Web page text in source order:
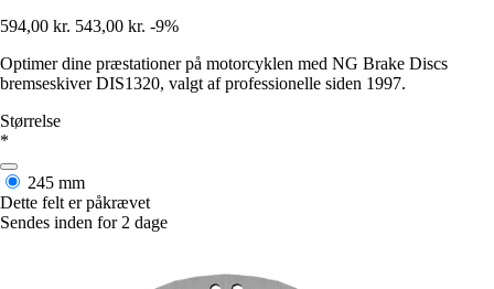
594,00 kr. 543,00 kr. -9%
Optimer dine præstationer på motorcyklen med NG Brake Discs
bremseskiver DIS1320, valgt af professionelle siden 1997.
Størrelse
*
245 mm
Dette felt er påkrævet
Sendes inden for 2 dage